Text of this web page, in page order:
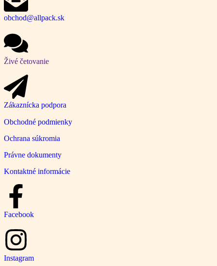
obchod@allpack.sk
Živé četovanie
Zákaznícka podpora
Obchodné podmienky
Ochrana súkromia
Právne dokumenty
Kontaktné informácie
Facebook
Instagram